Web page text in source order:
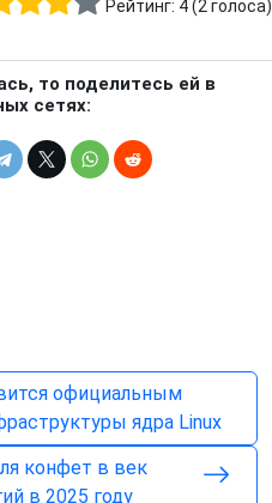
Рейтинг: 4(2 голоса)
то поделитесь ей в
сетях:
официальным
ядра Linux
конфет в век
в 2025 году